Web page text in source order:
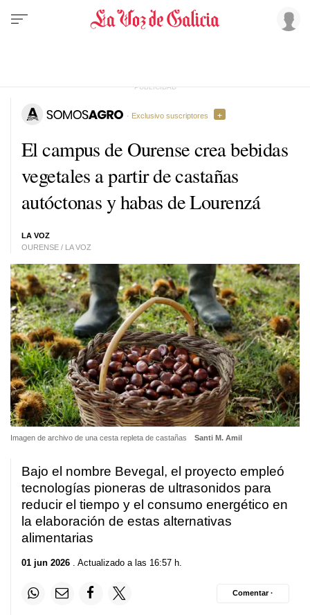
El campus de Ourense crea bebidas
vegetales a partir de castañas
autóctonas y habas de Lourenzá
LA VOZ
OURENSE / LA VOZ
· Exclusivo suscriptores
Imagen de archivo de una cesta repleta de castañas Santi M. Amil
Bajo el nombre Bevegal, el proyecto empleó
tecnologías pioneras de ultrasonidos para
reducir el tiempo y el consumo energético en
la elaboración de estas alternativas
alimentarias
01 jun 2026 . Actualizado a las 16:57 h.
Comentar ·